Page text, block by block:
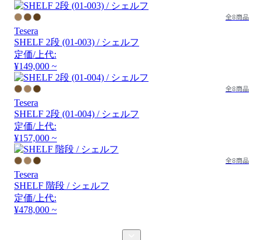
全8商品
Tesera
SHELF 2段 (01-003) / シェルフ
定価/上代:
¥149,000 ~
全8商品
Tesera
SHELF 2段 (01-004) / シェルフ
定価/上代:
¥157,000 ~
全8商品
Tesera
SHELF 階段 / シェルフ
定価/上代:
¥478,000 ~